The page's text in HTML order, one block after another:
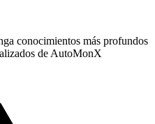
conocimientos más profundos
de AutoMonX